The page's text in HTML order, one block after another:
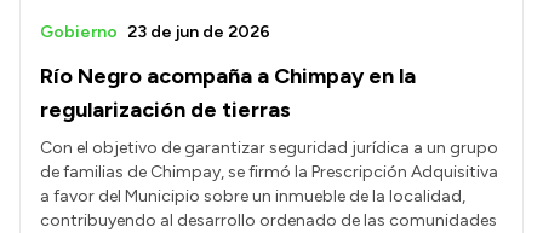
Río Negro acompaña a Chimpay en la
regularización de tierras
Gobierno 23 de jun de 2026
Con el objetivo de garantizar seguridad jurídica a un grupo
de familias de Chimpay, se firmó la Prescripción Adquisitiva
a favor del Municipio sobre un inmueble de la localidad,
contribuyendo al desarrollo ordenado de las comunidades